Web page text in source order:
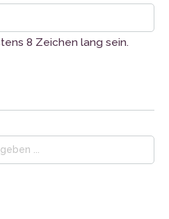
8 Zeichen lang sein.